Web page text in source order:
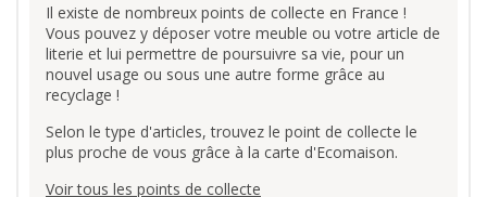
Il existe de nombreux points de collecte en France !
Vous pouvez y déposer votre meuble ou votre article de
literie et lui permettre de poursuivre sa vie, pour un
nouvel usage ou sous une autre forme grâce au
recyclage !
Selon le type d'articles, trouvez le point de collecte le
plus proche de vous grâce à la carte d'Ecomaison.
Voir tous les points de collecte